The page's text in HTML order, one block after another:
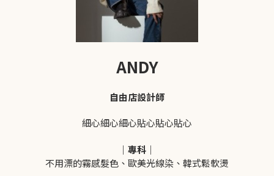
ANDY
自由店設計師
細心細心細心貼心貼心貼心
｜專科｜
不用漂的霧感髮色、歐美光線染、韓式鬆軟燙